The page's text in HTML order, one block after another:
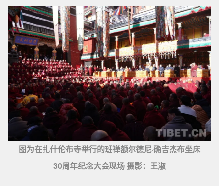
图为在扎什伦布寺举行的班禅额尔德尼·确吉杰布坐床
30周年纪念大会现场 摄影：王淑